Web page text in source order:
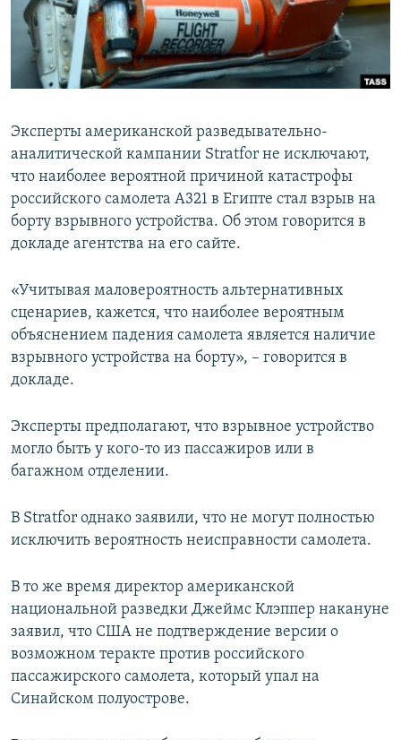
Эксперты американской разведывательно-
аналитической кампании Stratfor не исключают,
что наиболее вероятной причиной катастрофы
российского самолета A321 в Египте стал взрыв на
борту взрывного устройства. Об этом говорится в
докладе агентства на его сайте.
«Учитывая маловероятность альтернативных
сценариев, кажется, что наиболее вероятным
объяснением падения самолета является наличие
взрывного устройства на борту», – говорится в
докладе.
Эксперты предполагают, что взрывное устройство
могло быть у кого-то из пассажиров или в
багажном отделении.
В Stratfor однако заявили, что не могут полностью
исключить вероятность неисправности самолета.
В то же время директор американской
национальной разведки Джеймс Клэппер накануне
заявил, что США не подтверждение версии о
возможном теракте против российского
пассажирского самолета, который упал на
Синайском полуострове.